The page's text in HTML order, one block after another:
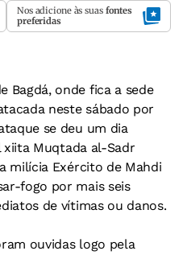
Nos adicione às suas fontes
preferidas
Bagdá, onde fica a sede
neste sábado por
se deu um dia
Muqtada al-Sadr
milícia Exército de Mahdi
fogo por mais seis
de vítimas ou danos.
ouvidas logo pela